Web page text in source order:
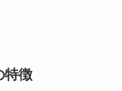
特徴